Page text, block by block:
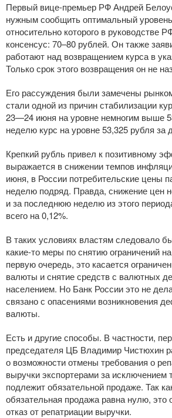
Первый вице-премьер РФ Андрей
нужным сообщить оптимальный
относительно которого в руководстве
консенсус: 70–80 рублей. Он также
работают над возвращением курса в
Только срок этого возвращения он не
Его рассуждения были замечены
стали одной из причин стабилизации
23—24 июня на уровне немногим выше
неделю курс на уровне 53,325 рубля за
Крепкий рубль привел к позитивному
выражается в снижении темпов
июня, в России потребительские цены
неделю подряд. Правда, снижение цен
и за последнюю неделю из этого
всего на 0,12%.
В таких условиях властям следовало
какие-то меры по снятию ограничений
первую очередь, это касается
валюты и снятие средств с валютных
населением. Но Банк России это не
связано с опасениями возникновения
валюты.
Есть и другие способы. В частности,
председателя ЦБ Владимир Чистюхин
о возможности отмены требования о
выручки экспортерами за исключением
подлежит обязательной продаже. Так
обязательная продажа равна нулю, это
отказ от репатриации выручки.